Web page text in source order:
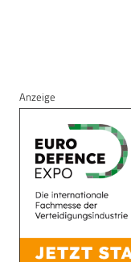
Anzeige